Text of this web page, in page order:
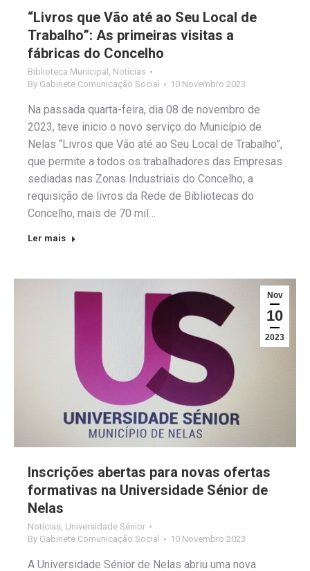
“Livros que Vão até ao Seu Local de
Trabalho”: As primeiras visitas a
fábricas do Concelho
Biblioteca Municipal , Notícias
By Gabinete Comunicação Social 10 Novembro 2023
Na passada quarta-feira, dia 08 de novembro de
2023, teve inicio o novo serviço do Município de
Nelas “Livros que Vão até ao Seu Local de Trabalho”,
que permite a todos os trabalhadores das Empresas
sediadas nas Zonas Industriais do Concelho, a
requisição de livros da Rede de Bibliotecas do
Concelho, mais de 70 mil…
Ler mais
Nov
10
2023
Inscrições abertas para novas ofertas
formativas na Universidade Sénior de
Nelas
Notícias, Universidade Sénior
By Gabinete Comunicação Social 10 Novembro 2023
A Universidade Sénior de Nelas abriu uma nova